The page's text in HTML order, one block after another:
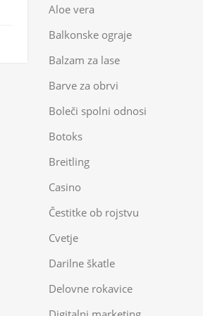
Aloe vera
Balkonske ograje
Balzam za lase
Barve za obrvi
Boleči spolni odnosi
Botoks
Breitling
Casino
Čestitke ob rojstvu
Cvetje
Darilne škatle
Delovne rokavice